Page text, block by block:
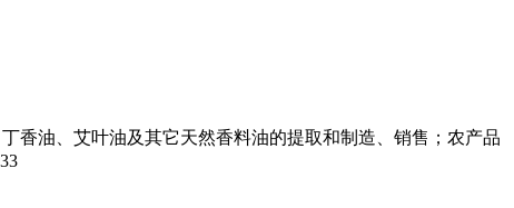
香油、艾叶油及其它天然香料油的提取和制造、销售；农产品